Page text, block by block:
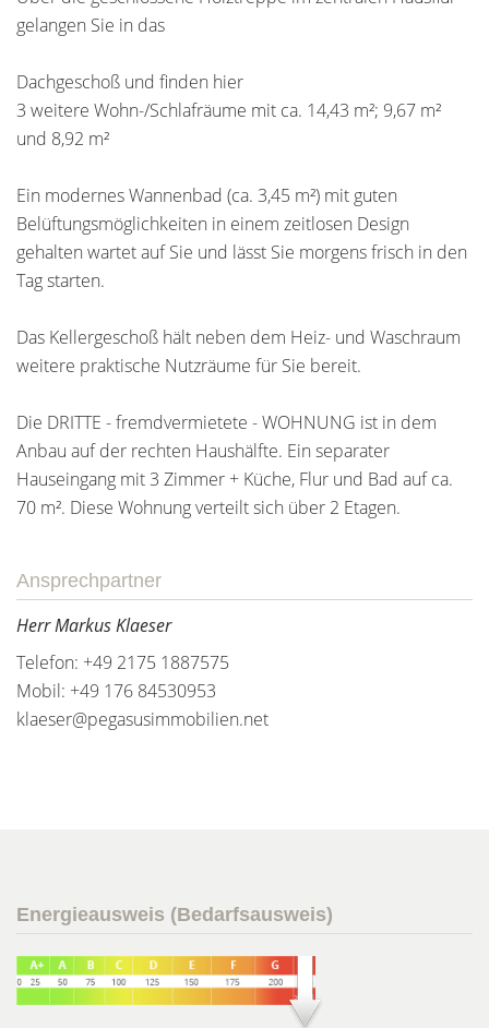
gelangen Sie in das
Dachgeschoß und finden hier
3 weitere Wohn-/Schlafräume mit ca. 14,43 m²; 9,67 m²
und 8,92 m²
Ein modernes Wannenbad (ca. 3,45 m²) mit guten
Belüftungsmöglichkeiten in einem zeitlosen Design
gehalten wartet auf Sie und lässt Sie morgens frisch in den
Tag starten.
Das Kellergeschoß hält neben dem Heiz- und Waschraum
weitere praktische Nutzräume für Sie bereit.
Die DRITTE - fremdvermietete - WOHNUNG ist in dem
Anbau auf der rechten Haushälfte. Ein separater
Hauseingang mit 3 Zimmer + Küche, Flur und Bad auf ca.
70 m². Diese Wohnung verteilt sich über 2 Etagen.
Ansprechpartner
Herr Markus Klaeser
Telefon: +49 2175 1887575
Mobil: +49 176 84530953
klaeser@pegasusimmobilien.net
Energieausweis (Bedarfsausweis)